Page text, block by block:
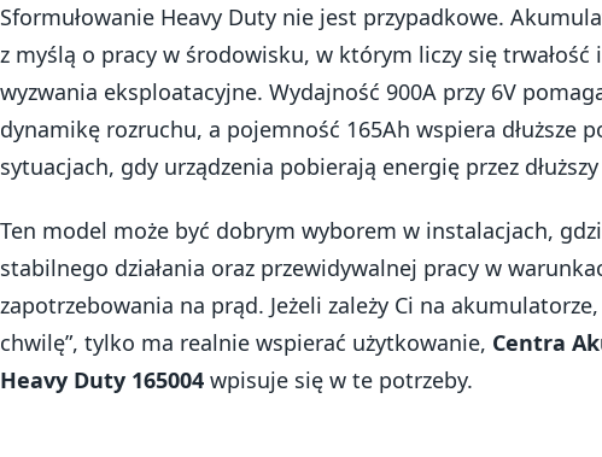
Sformułowanie Heavy Duty nie jest przypadkowe.
z myślą o pracy w środowisku, w którym liczy się
wyzwania eksploatacyjne. Wydajność 900A przy 6V
dynamikę rozruchu, a pojemność 165Ah wspiera dłuższe
sytuacjach, gdy urządzenia pobierają energię przez dłuższy
Ten model może być dobrym wyborem w instalacjach,
stabilnego działania oraz przewidywalnej pracy w
zapotrzebowania na prąd. Jeżeli zależy Ci na
chwilę”, tylko ma realnie wspierać użytkowanie, Centra
Heavy Duty 165004 wpisuje się w te potrzeby.